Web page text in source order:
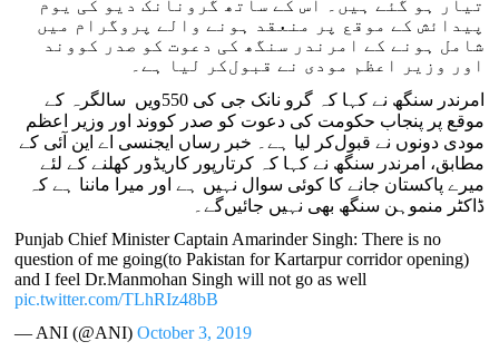
تیار ہو گئے ہیں۔ اس کے ساتھ گرونانک دیو کی یوم
پیدائش کے موقع پر منعقد ہونے والے پروگرام میں
شامل ہونے کے امرندر سنگھ کی دعوت کو صدر کووند
اور وزیر اعظم مودی نے قبول‌کر لیا ہے۔
امرندر سنگھ نے کہا کہ گرو نانک جی کی 550ویں سالگرہ کے
موقع پر پنجاب حکومت کی دعوت کو صدر کووند اور وزیر اعظم
مودی دونوں نے قبول‌کر لیا ہے۔ خبر رساں ایجنسی اے این آئی کے
مطابق، امرندر سنگھ نے کہا کہ کرتارپور کاریڈور کھلنے کے لئے
میرے پاکستان جانے کا کوئی سوال نہیں ہے اور میرا ماننا ہے کہ
ڈاکٹر منموہن سنگھ بھی نہیں جائیں‌گے۔
Punjab Chief Minister Captain Amarinder Singh: There is no
question of me going(to Pakistan for Kartarpur corridor opening)
and I feel Dr.Manmohan Singh will not go as well
pic.twitter.com/TLhRIz48bB
— ANI (@ANI)October 3, 2019